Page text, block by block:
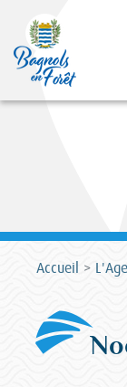
Accueil